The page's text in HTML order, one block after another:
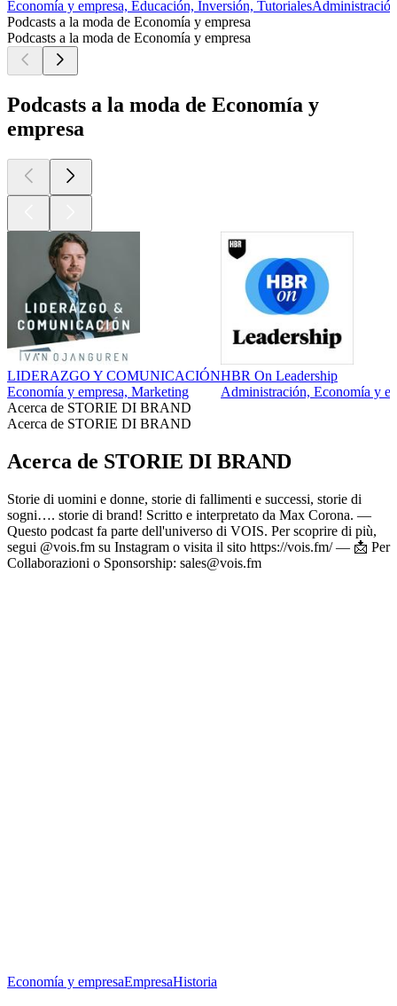
Economía y empresa, Educación, Inversión, Tutoriales
Podcasts a la moda de Economía y empresa
Podcasts a la moda de Economía y empresa
Podcasts a la moda de Economía y
empresa
LIDERAZGO Y COMUNICACIÓN
Economía y empresa, Marketing
HBR On Leadership
Administración, Economía y
Acerca de STORIE DI BRAND
Acerca de STORIE DI BRAND
Acerca de STORIE DI BRAND
Storie di uomini e donne, storie di fallimenti e successi, storie di
sogni…. storie di brand! Scritto e interpretato da Max Corona. —
Questo podcast fa parte dell'universo di VOIS. Per scoprire di più,
segui @vois.fm su Instagram o visita il sito https://vois.fm/ — 📩 Per
Collaborazioni o Sponsorship: sales@vois.fm
Economía y empresaEmpresaHistoria